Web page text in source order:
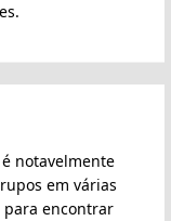
notavelmente
em várias
para encontrar